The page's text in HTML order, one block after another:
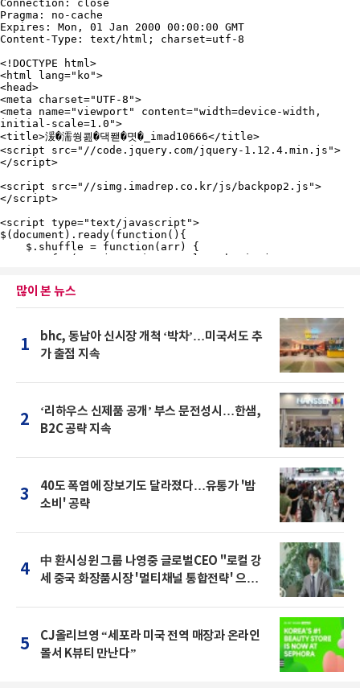
많이 본 뉴스
1
bhc, 동남아 신시장 개척 ‘박차’…미국서도 추
가 출점 지속
2
‘리하우스 신제품 공개’ 부스 문전성시…한샘,
B2C 공략 지속
3
40도 폭염에 장보기도 달라졌다…유통가 '밤
소비' 공략
4
中 환시싱윈 그룹 나영중 글로벌CEO "로컬 강
세 중국 화장품시장 '멀티채널 통합전략' 으로
5
CJ올리브영 “세포라 미국 전역 매장과 온라인
몰서 K뷰티 만난다”